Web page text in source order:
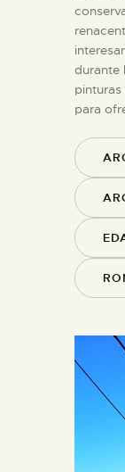
durante
para